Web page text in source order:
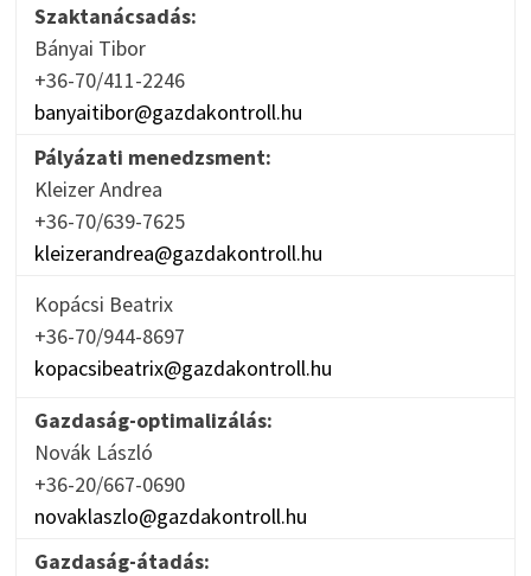
Szaktanácsadás:
Bányai Tibor
+36-70/411-2246
banyaitibor@gazdakontroll.hu
Pályázati menedzsment:
Kleizer Andrea
+36-70/639-7625
kleizerandrea@gazdakontroll.hu
Kopácsi Beatrix
+36-70/944-8697
kopacsibeatrix@gazdakontroll.hu
Gazdaság-optimalizálás:
Novák László
+36-20/667-0690
novaklaszlo@gazdakontroll.hu
Gazdaság-átadás: